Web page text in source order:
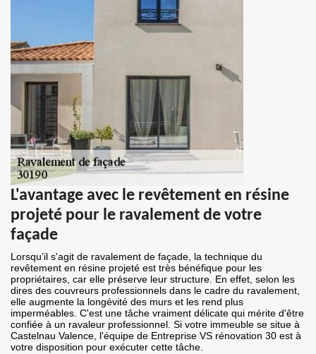
L'avantage avec le revêtement en résine
projeté pour le ravalement de votre
façade
Lorsqu’il s'agit de ravalement de façade, la technique du
revêtement en résine projeté est très bénéfique pour les
propriétaires, car elle préserve leur structure. En effet, selon les
dires des couvreurs professionnels dans le cadre du ravalement,
elle augmente la longévité des murs et les rend plus
imperméables. C'est une tâche vraiment délicate qui mérite d'être
confiée à un ravaleur professionnel. Si votre immeuble se situe à
Castelnau Valence, l'équipe de Entreprise VS rénovation 30 est à
votre disposition pour exécuter cette tâche.